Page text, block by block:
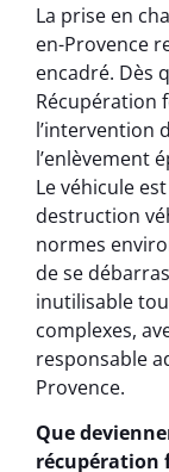
La prise en
en-Provence
encadré. Dès
Récupération
l’intervention
l’enlèvement
Le véhicule
destruction
normes
de se
inutilisable
complexes,
responsable
Provence.
Que
récupération